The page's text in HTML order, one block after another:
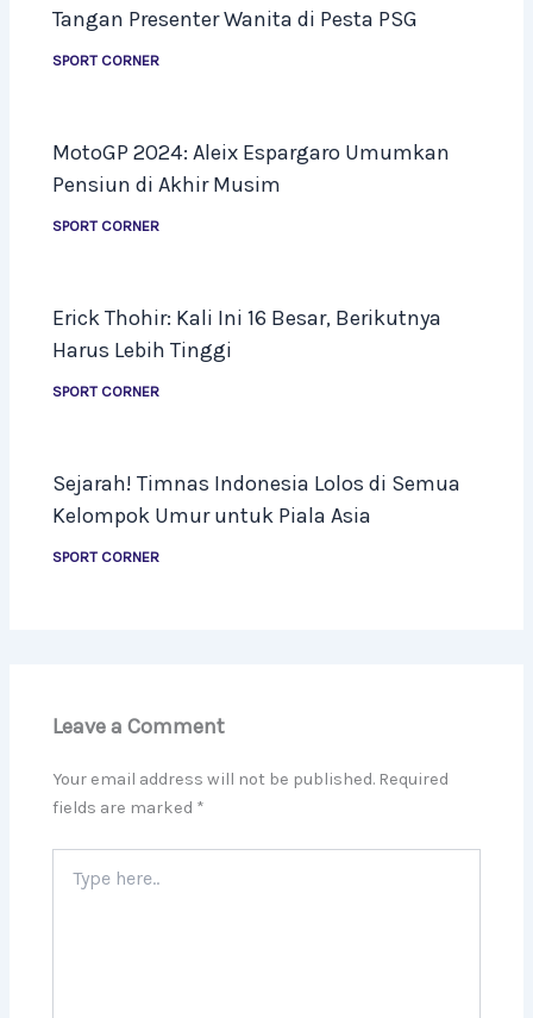
Tangan Presenter Wanita di Pesta PSG
SPORT CORNER
MotoGP 2024: Aleix Espargaro Umumkan
Pensiun di Akhir Musim
SPORT CORNER
Erick Thohir: Kali Ini 16 Besar, Berikutnya
Harus Lebih Tinggi
SPORT CORNER
Sejarah! Timnas Indonesia Lolos di Semua
Kelompok Umur untuk Piala Asia
SPORT CORNER
Leave a Comment
Your email address will not be published. Required
fields are marked *
here..